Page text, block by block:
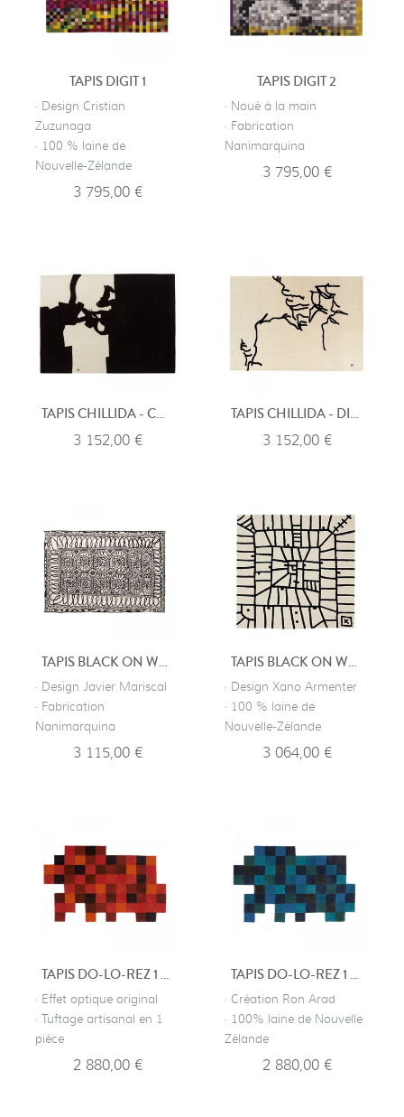
TAPIS DIGIT 1
· Design Cristian
Zuzunaga
· 100 % laine de
Nouvelle-Zélande
3 795,00 €
TAPIS DIGIT 2
· Noué à la main
· Fabrication
Nanimarquina
3 795,00 €
TAPIS CHILLIDA - COLLAGE 1966
3 152,00 €
TAPIS CHILLIDA - DIBUJOTINTA 1957
3 152,00 €
TAPIS BLACK ON WHITE - ESTAMBUL
· Design Javier Mariscal
· Fabrication
Nanimarquina
3 115,00 €
TAPIS BLACK ON WHITE - LIMBO
· Design Xano Armenter
· 100 % laine de
Nouvelle-Zélande
3 064,00 €
TAPIS DO-LO-REZ 1 ROUGE
· Effet optique original
· Tuftage artisanal en 1
pièce
2 880,00 €
TAPIS DO-LO-REZ 1 BLEU
· Création Ron Arad
· 100% laine de Nouvelle
Zélande
2 880,00 €